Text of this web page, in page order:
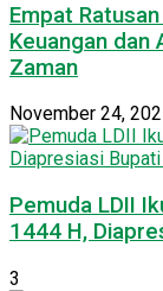
Empat
Keuangan dan
Zaman
November 24,
Pemuda LDII
1444 H,
3